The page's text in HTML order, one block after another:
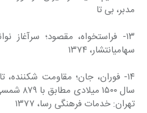
مدبر، بی تا
۱۳- فراستخواه، مقصود؛ سرآغاز
سهامیانتشار، ۱۳۷۴
۱۴- فوران، جان؛ مقاومت شکننده،
سال
تهران: خدمات فرهنگی رسا، ۱۳۷۷